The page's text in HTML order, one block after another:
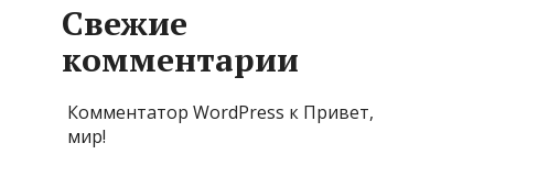
Свежие
комментарии
Комментатор WordPress к Привет,
мир!